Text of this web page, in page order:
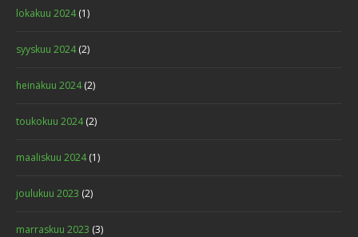
PROJECT 10
lokakuu 2024(1)
syyskuu 2024(2)
heinäkuu 2024(2)
toukokuu 2024(2)
maaliskuu 2024(1)
joulukuu 2023 (2)
marraskuu 2023 (3)